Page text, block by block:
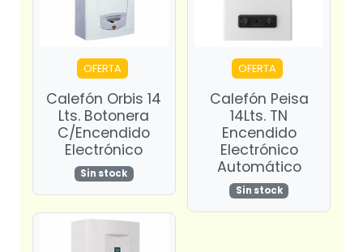
OFERTA
Calefón Orbis 14
Lts. Botonera
C/Encendido
Electrónico
Sin stock
OFERTA
Calefón Peisa
14Lts. TN
Encendido
Electrónico
Automático
Sin stock